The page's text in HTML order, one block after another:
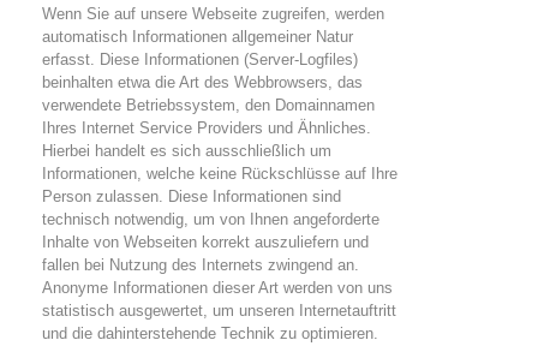
Wenn Sie auf unsere Webseite zugreifen, werden
automatisch Informationen allgemeiner Natur
erfasst. Diese Informationen (Server-Logfiles)
beinhalten etwa die Art des Webbrowsers, das
verwendete Betriebssystem, den Domainnamen
Ihres Internet Service Providers und Ähnliches.
Hierbei handelt es sich ausschließlich um
Informationen, welche keine Rückschlüsse auf Ihre
Person zulassen. Diese Informationen sind
technisch notwendig, um von Ihnen angeforderte
Inhalte von Webseiten korrekt auszuliefern und
fallen bei Nutzung des Internets zwingend an.
Anonyme Informationen dieser Art werden von uns
statistisch ausgewertet, um unseren Internetauftritt
und die dahinterstehende Technik zu optimieren.